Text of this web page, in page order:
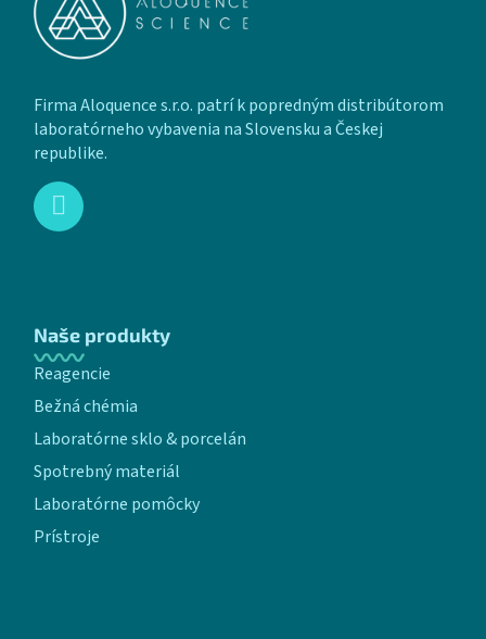
Firma Aloquence s.r.o. patrí k popredným distribútorom
laboratórneho vybavenia na Slovensku a Českej
republike.
Naše produkty
Reagencie
Bežná chémia
Laboratórne sklo & porcelán
Spotrebný materiál
Laboratórne pomôcky
Prístroje